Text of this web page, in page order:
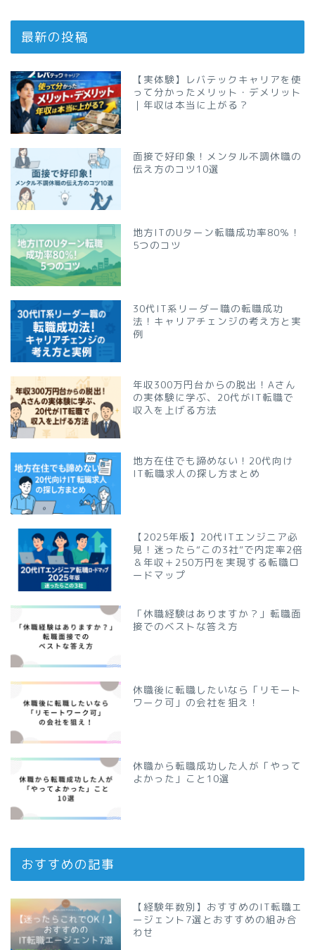
最新の投稿
【実体験】レバテックキャリアを使
って分かったメリット・デメリット
｜年収は本当に上がる？
面接で好印象！メンタル不調休職の
伝え方のコツ10選
地方ITのUターン転職成功率80％！
5つのコツ
30代IT系リーダー職の転職成功
法！キャリアチェンジの考え方と実
例
年収300万円台からの脱出！Aさん
の実体験に学ぶ、20代がIT転職で
収入を上げる方法
地方在住でも諦めない！20代向け
IT転職求人の探し方まとめ
【2025年版】20代ITエンジニア必
見！迷ったら“この3社”で内定率2倍
＆年収＋250万円を実現する転職ロ
ードマップ
「休職経験はありますか？」転職面
接でのベストな答え方
休職後に転職したいなら「リモート
ワーク可」の会社を狙え！
休職から転職成功した人が「やって
よかった」こと10選
おすすめの記事
【経験年数別】おすすめのIT転職エ
ージェント7選とおすすめの組み合
わせ